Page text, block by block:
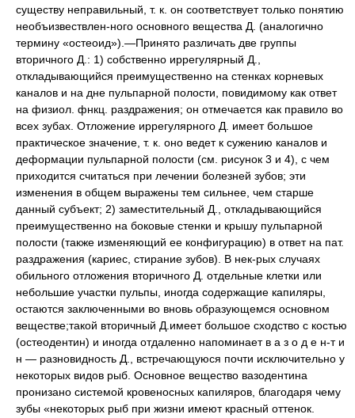
существу неправильный, т. к. он соответствует только понятию
необъизвествлен-ного основного вещества Д. (аналогично
термину «остеоид»).—Принято различать две группы
вторичного Д.: 1) собственно иррегулярный Д.,
откладывающийся преимущественно на стенках корневых
каналов и на дне пульпарной полости, повидимому как ответ
на физиол. фнкц. раздражения; он отмечается как правило во
всех зубах. Отложение иррегулярного Д. имеет большое
практическое значение, т. к. оно ведет к сужению каналов и
деформации пульпарной полости (см. рисунок 3 и 4), с чем
приходится считаться при лечении болезней зубов; эти
изменения в общем выражены тем сильнее, чем старше
данный субъект; 2) заместительный Д., откладывающийся
преимущественно на боковые стенки и крышу пульпарной
полости (также изменяющий ее конфигурацию) в ответ на пат.
раздражения (кариес, стирание зубов). В нек-рых случаях
обильного отложения вторичного Д. отдельные клетки или
небольшие участки пульпы, иногда содержащие капиляры,
остаются заключенными во вновь образующемся основном
веществе;такой вторичный Д.имеет большое сходство с костью
(остеодентин) и иногда отдаленно напоминает в а з о д е н-т и
н — разновидность Д., встречающуюся почти исключительно у
некоторых видов рыб. Основное вещество вазодентина
пронизано системой кровеносных капиляров, благодаря чему
зубы «некоторых рыб при жизни имеют красный оттенок.